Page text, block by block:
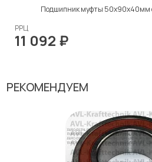
Подшипник муфты 50x90x40мм
РРЦ
11 092 ₽
РЕКОМЕНДУЕМ